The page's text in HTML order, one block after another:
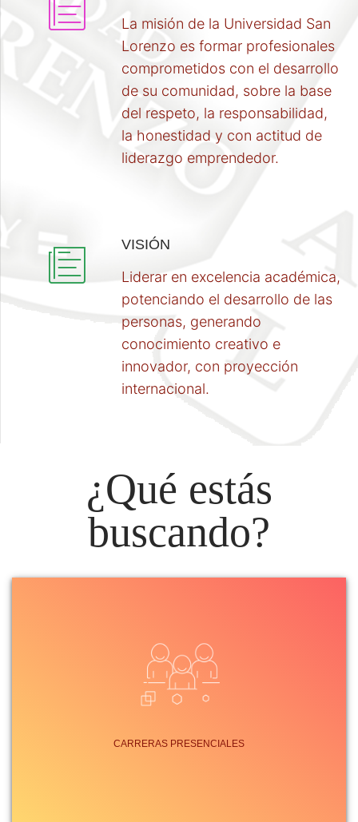
La misión de la Universidad San
Lorenzo es formar profesionales
comprometidos con el desarrollo
de su comunidad, sobre la base
del respeto, la responsabilidad,
la honestidad y con actitud de
liderazgo emprendedor.
VISIÓN
Liderar en excelencia académica,
potenciando el desarrollo de las
personas, generando
conocimiento creativo e
innovador, con proyección
internacional.
¿Qué estás
buscando?
CARRERAS PRESENCIALES